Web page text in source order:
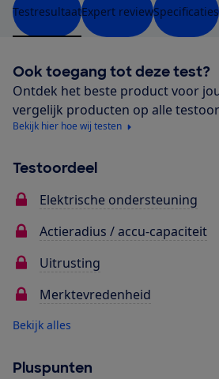
TestresultaatExpert reviewSpecificaties
Ook toegang tot deze test?
Ontdek het beste product voor
vergelijk producten op alle
Bekijk hier hoe wij testen
Testoordeel
Elektrische ondersteuning
Actieradius / accu-capaciteit
Uitrusting
Merktevredenheid
Bekijk alles
Pluspunten